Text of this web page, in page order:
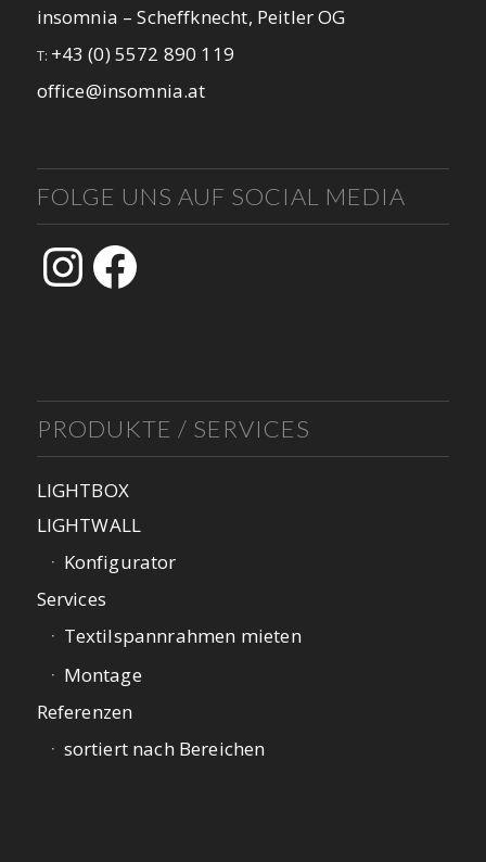
insomnia – Scheffknecht, Peitler OG
T: +43 (0) 5572 890 119
office@insomnia.at
FOLGE UNS AUF SOCIAL MEDIA
InstagramFacebook
PRODUKTE / SERVICES
LIGHTBOX
LIGHTWALL
Konfigurator
Services
Textilspannrahmen mieten
Montage
Referenzen
sortiert nach Bereichen